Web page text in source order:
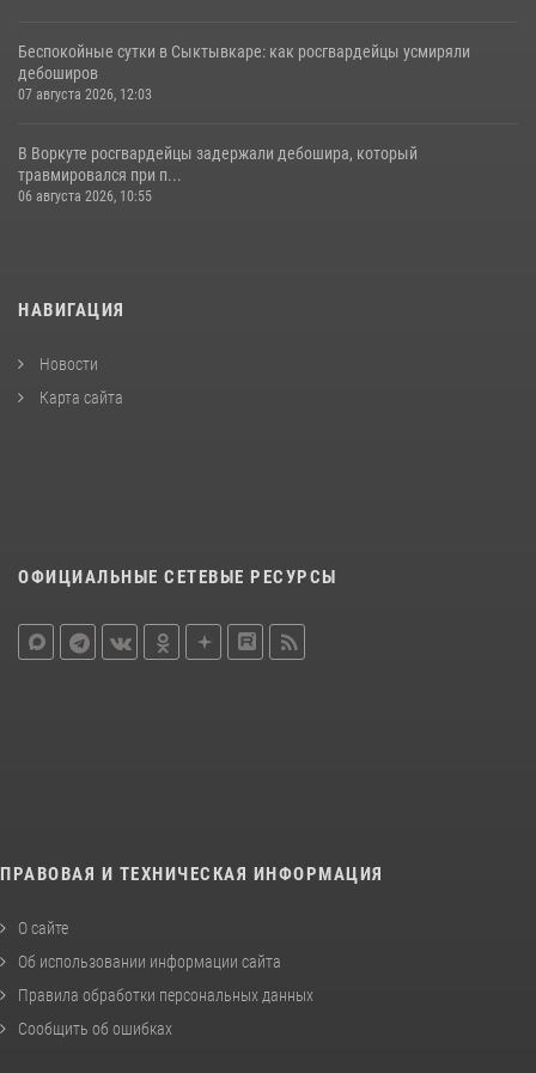
Беспокойные сутки в Сыктывкаре: как росгвардейцы усмиряли
дебоширов
07 августа 2026, 12:03
В Воркуте росгвардейцы задержали дебошира, который
травмировался при п...
06 августа 2026, 10:55
НАВИГАЦИЯ
Новости
Карта сайта
ОФИЦИАЛЬНЫЕ СЕТЕВЫЕ РЕСУРСЫ
ПРАВОВАЯ И ТЕХНИЧЕСКАЯ ИНФОРМАЦИЯ
О сайте
Об использовании информации сайта
Правила обработки персональных данных
Сообщить об ошибках